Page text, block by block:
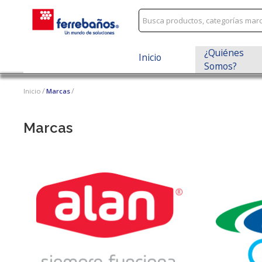
Inicio
¿Quiénes
Somos?
Inicio Marcas
Marcas